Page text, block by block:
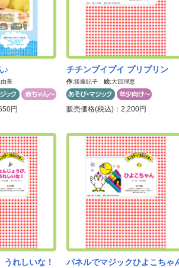
♪
美
円
チチンプイプイ プリプリン
作:後藤紀子 絵:大田理恵
販売価格(税込)：2,200円
うれしいな！ パネルでマジックひよこちゃ